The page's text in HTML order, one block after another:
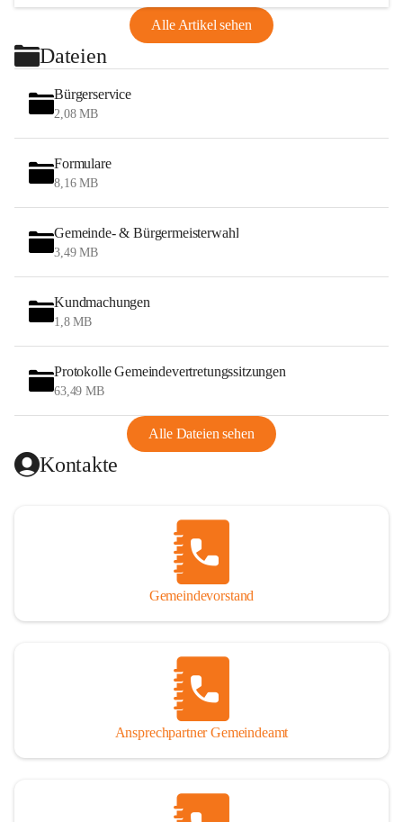
Alle Artikel sehen
Dateien
Bürgerservice
2,08 MB
Formulare
8,16 MB
Gemeinde- & Bürgermeisterwahl
3,49 MB
Kundmachungen
1,8 MB
Protokolle Gemeindevertretungssitzungen
63,49 MB
Alle Dateien sehen
Kontakte
Gemeindevorstand
Ansprechpartner Gemeindeamt